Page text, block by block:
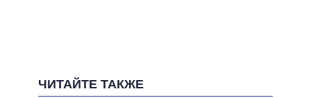
ЧИТАЙТЕ ТАКЖЕ